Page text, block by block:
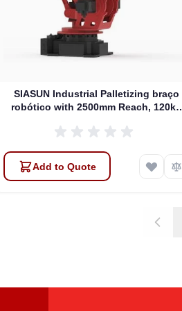
SIASUN Industrial Palletizing braço
robótico with 2500mm Reach, 120kg
120/2.50)
Add to Quote